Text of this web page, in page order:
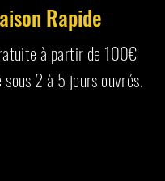
Rapide
à partir de 100€
2 à 5 jours ouvrés.